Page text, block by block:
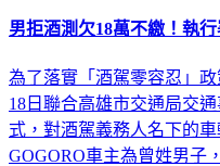
男拒酒測欠18萬不繳！執
為了落實「酒駕零容忍」
18日聯合高雄市交通局交
式，對酒駕義務人名下的
GOGORO車主為曾姓男子